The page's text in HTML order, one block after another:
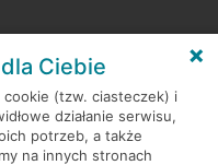
Ciebie
(tzw. ciasteczek) i
działanie serwisu,
potrzeb, a także
na innych stronach